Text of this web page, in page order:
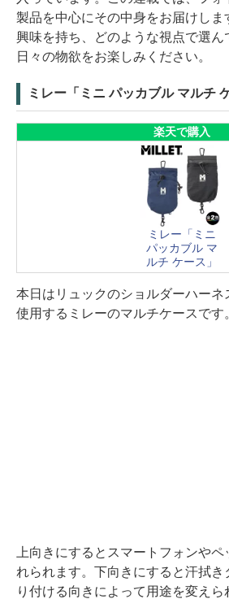
製品を中心にその中身をお届けしま
興味を持ち、どのような視点で選ん
日々の物欲をお楽しみください。
ミレー「ミニ パッカブル マルチ
楽天で購入
ミレー「ミニ
パッカブル マ
ルチ ケース」
本日はリュックのショルダーハーネ
使用するミレーのマルチケースです
上向きにするとスマートフォンや
れられます。下向きにすると汗拭き
り付ける向きによって用途を変えら